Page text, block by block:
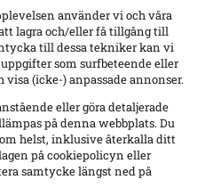
använder vi och våra
lagra och/eller få tillgång till
till dessa tekniker kan vi
som surfbeteende eller
(icke-) anpassade annonser.
eller göra detaljerade
på denna webbplats. Du
helst, inklusive återkalla ditt
på cookiepolicyn eller
samtycke längst ned på
Kasper Paananen från SJK –